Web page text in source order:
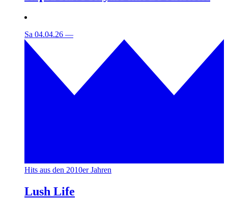
Sa 04.04.26 —
Hits aus den 2010er Jahren
Lush Life